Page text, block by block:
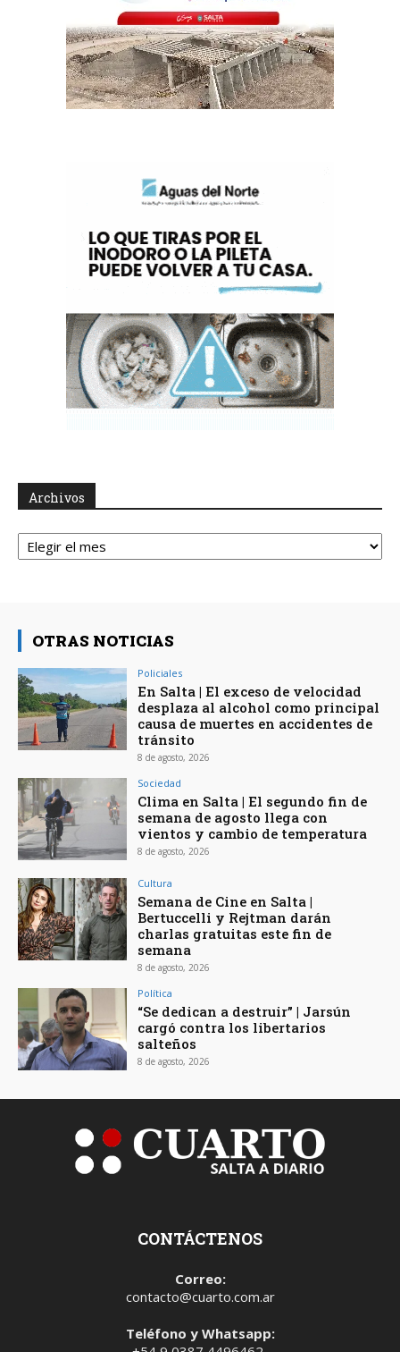
Archivos
Archivos
OTRAS NOTICIAS
Policiales
En Salta | El exceso de velocidad
desplaza al alcohol como principal
causa de muertes en accidentes de
tránsito
8 de agosto, 2026
Sociedad
Clima en Salta | El segundo fin de
semana de agosto llega con
vientos y cambio de temperatura
8 de agosto, 2026
Cultura
Semana de Cine en Salta |
Bertuccelli y Rejtman darán
charlas gratuitas este fin de
semana
8 de agosto, 2026
Política
“Se dedican a destruir” | Jarsún
cargó contra los libertarios
salteños
8 de agosto, 2026
CONTÁCTENOS
Correo:
contacto@cuarto.com.ar
Teléfono y Whatsapp: